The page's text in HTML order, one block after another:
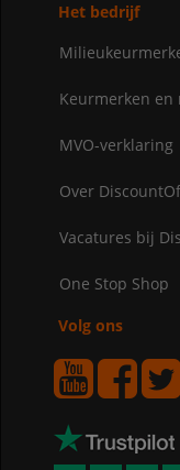
Het bedrijf
Keurmerken en
MVO-verklaring
Over
Vacatures bij
One Stop Shop
Volg ons